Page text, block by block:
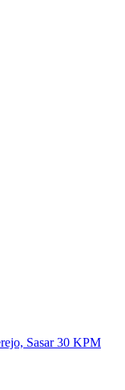
Sasar 30 KPM